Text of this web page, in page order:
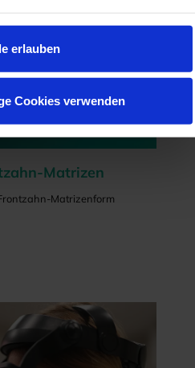
erlauben
Cookies verwenden
Matrizen
Matrizenform